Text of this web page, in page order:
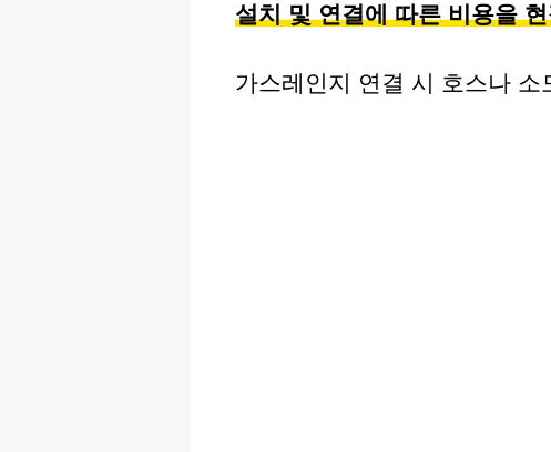
설치 및 연결에 따른 비용을
가스레인지 연결 시 호스나